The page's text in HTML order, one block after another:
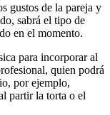
gustos de la pareja y
sabrá el tipo de
en el momento.
para incorporar al
quien podrá
por ejemplo,
partir la torta o el